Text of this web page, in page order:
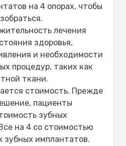
на 4 опорах, чтобы
лечения
здоровья,
и необходимости
процедур, таких как
ткани.
стоимость. Прежде
пациенты
зубных
на 4 со стоимостью
зубных имплантатов.